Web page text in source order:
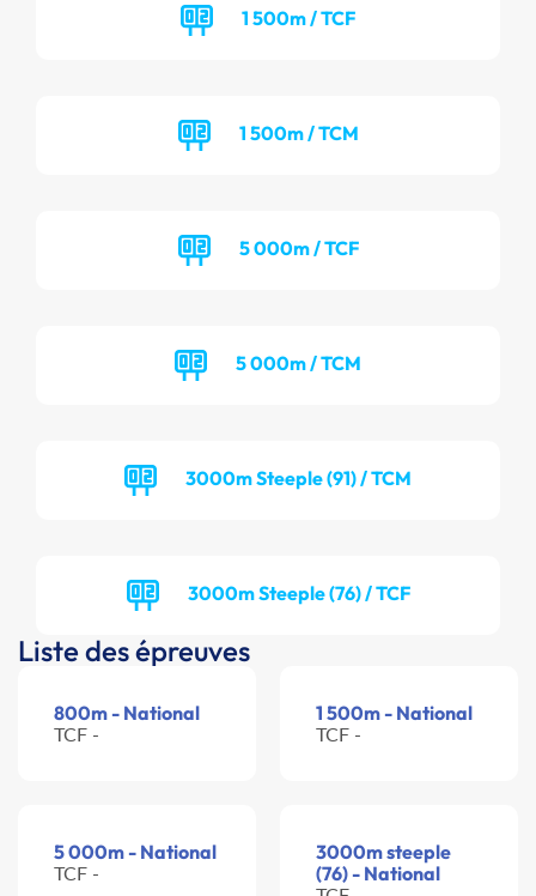
1 500m / TCF
1 500m / TCM
5 000m / TCF
5 000m / TCM
3000m Steeple (91) / TCM
3000m Steeple (76) / TCF
Liste des épreuves
800m - National
TCF -
1 500m - National
TCF -
5 000m - National
TCF -
3000m steeple
(76) - National